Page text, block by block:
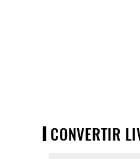
CONVERTIR